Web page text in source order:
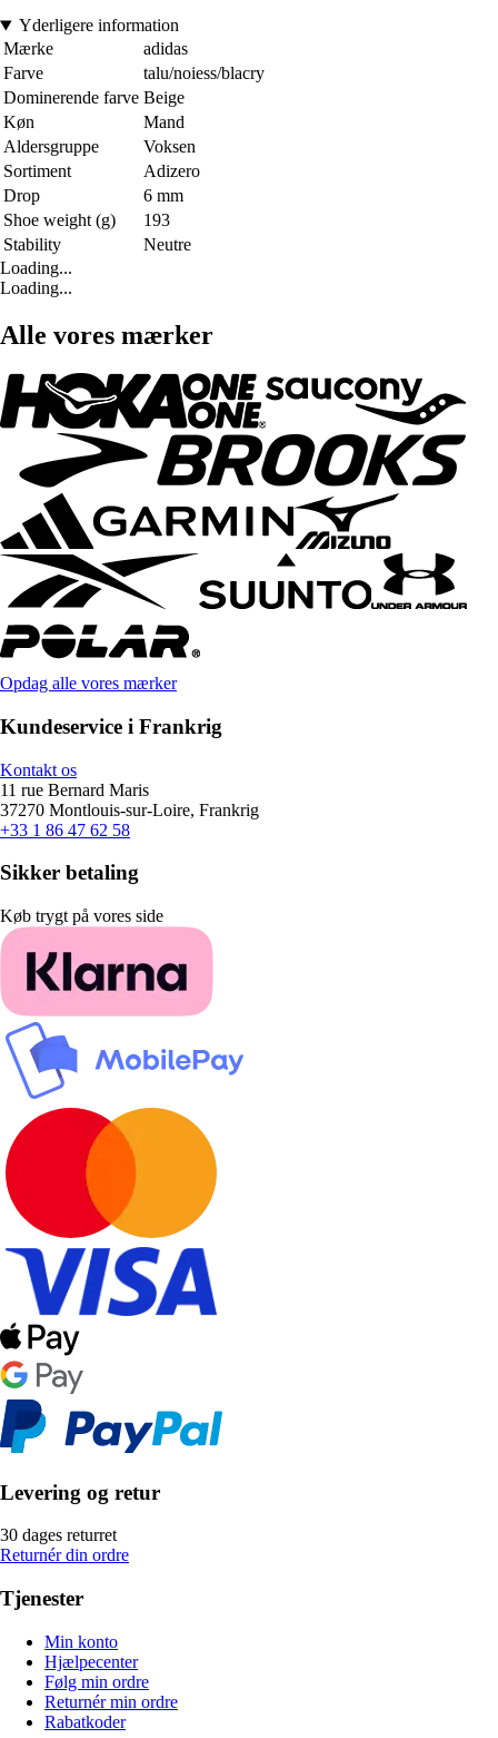
Yderligere information
Mærke
adidas
Farve
talu/noiess/blacry
Dominerende farve Beige
Køn
Mand
Aldersgruppe
Voksen
Sortiment
Adizero
Drop
6 mm
Shoe weight (g)
193
Stability
Neutre
Loading...
Loading...
Alle vores mærker
Opdag alle vores mærker
Kundeservice i Frankrig
Kontakt os
11 rue Bernard Maris
37270 Montlouis-sur-Loire, Frankrig
+33 1 86 47 62 58
Sikker betaling
Køb trygt på vores side
Levering og retur
30 dages returret
Returnér din ordre
Tjenester
Min konto
Hjælpecenter
Følg min ordre
Returnér min ordre
Rabatkoder